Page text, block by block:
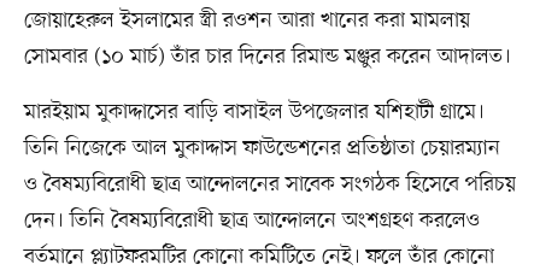
জোয়াহেরুল ইসলামের স্ত্রী রওশন আরা খানের করা মামলায়
সোমবার (১০ মার্চ) তাঁর চার দিনের রিমান্ড মঞ্জুর করেন আদালত।
মারইয়াম মুকাদ্দাসের বাড়ি বাসাইল উপজেলার যশিহাটী গ্রামে।
তিনি নিজেকে আল মুকাদ্দাস ফাউন্ডেশনের প্রতিষ্ঠাতা চেয়ারম্যান
ও বৈষম্যবিরোধী ছাত্র আন্দোলনের সাবেক সংগঠক হিসেবে পরিচয়
দেন। তিনি বৈষম্যবিরোধী ছাত্র আন্দোলনে অংশগ্রহণ করলেও
বর্তমানে প্ল্যাটফরমটির কোনো কমিটিতে নেই। ফলে তাঁর কোনো